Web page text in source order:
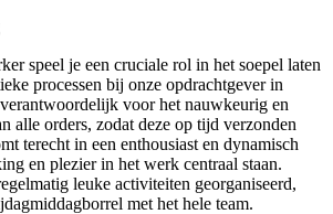
speel je een cruciale rol in het soepel laten
processen bij onze opdrachtgever in
voor het nauwkeurig en
alle orders, zodat deze op tijd verzonden
terecht in een enthousiast en dynamisch
en plezier in het werk centraal staan.
leuke activiteiten georganiseerd,
met het hele team.